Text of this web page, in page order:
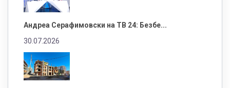
Андреа Серафимовски на ТВ 24: Безбе...
30.07.2026